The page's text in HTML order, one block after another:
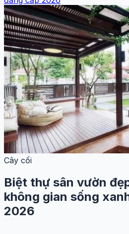
Cây cối
Biệt thự sân vườn
không gian sống
2026